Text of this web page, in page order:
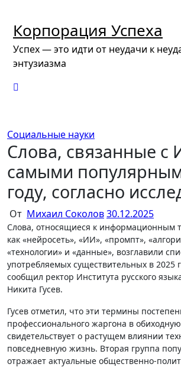
содержимому
Корпорация Успеха
Успех — это идти от неудачи к
энтузиазма
Социальные науки
Слова, связанные с
самыми
году, согласно
От Михаил Соколов30.12.2025
Слова, относящиеся к информационным технологиям, такие
как «нейросеть», «ИИ», «промпт»,
«технологии» и «данные», возглавили
употребляемых существительных в 2025
сообщил ректор Института русского
Никита Гусев.
Гусев отметил, что эти термины
профессионального жаргона в
свидетельствует о растущем влиянии
повседневную жизнь. Вторая группа
отражает актуальные общественно-